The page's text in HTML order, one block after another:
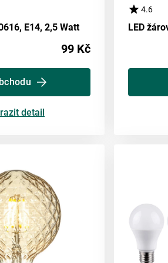
E14, 2,5 Watt
99 Kč
detail
4.6